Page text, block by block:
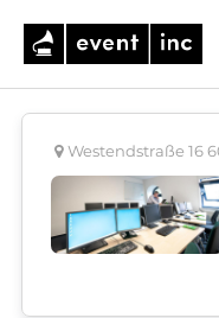
Westendstraße 16